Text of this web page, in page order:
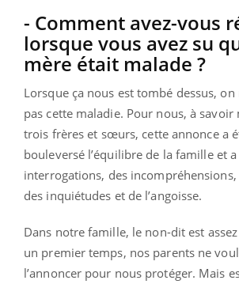
- Comment avez-vous
lorsque vous avez su
mère était malade ?
Lorsque ça nous est tombé dessus,
pas cette maladie. Pour nous, à savoir
trois frères et sœurs, cette annonce a
bouleversé l’équilibre de la famille et
interrogations, des incompréhensions,
des inquiétudes et de l’angoisse.
Dans notre famille, le non-dit est
un premier temps, nos parents ne
l’annoncer pour nous protéger. Mais